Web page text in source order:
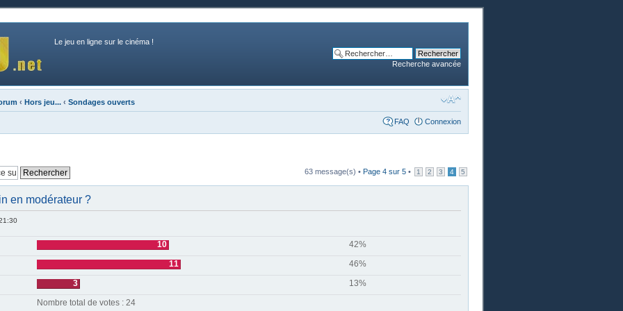
Le jeu en ligne sur le cinéma !
Recherche avancée
‹ Hors jeu... ‹ Sondages ouverts
FAQ Connexion
63 message(s) • Page 4 sur 5 • 1 2 3 4 5
en modérateur ?
10
42%
11
46%
3
13%
Nombre total de votes : 24